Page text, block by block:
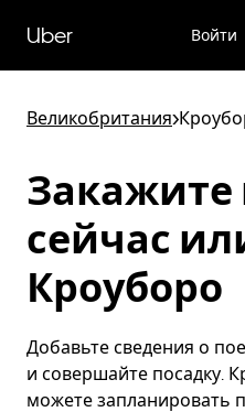
перейти
к
содержимому
Uber Войти
Великобритания>
Закажите
сейчас
Кроуборо
Добавьте сведения о
и совершайте посадку.
можете запланировать